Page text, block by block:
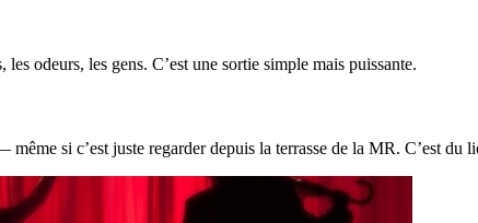
odeurs, les gens. C’est une sortie simple mais puissante.
si c’est juste regarder depuis la terrasse de la MR. C’est du